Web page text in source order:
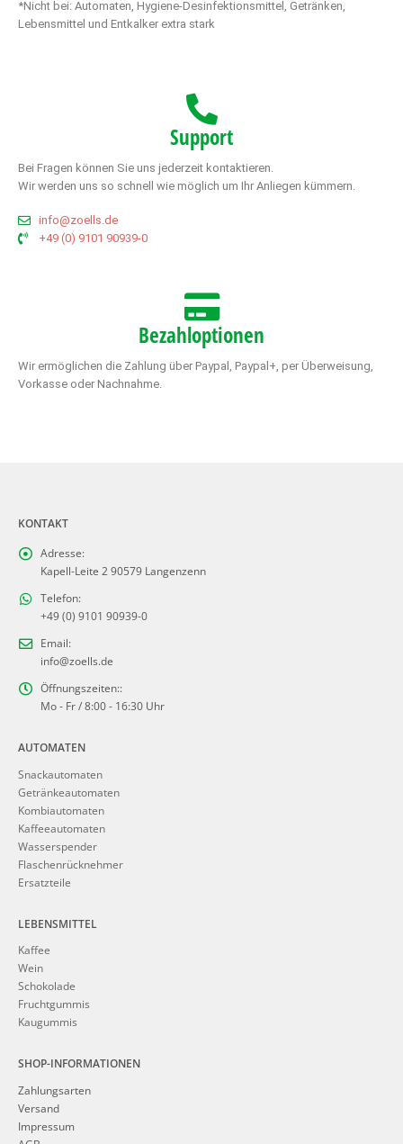
*Nicht bei: Automaten, Hygiene-Desinfektionsmittel, Getränken,
Lebensmittel und Entkalker extra stark
Support
Bei Fragen können Sie uns jederzeit kontaktieren.
Wir werden uns so schnell wie möglich um Ihr Anliegen kümmern.
info@zoells.de
+49 (0) 9101 90939-0
Bezahloptionen
Wir ermöglichen die Zahlung über Paypal, Paypal+, per Überweisung,
Vorkasse oder Nachnahme.
KONTAKT
Adresse:
Kapell-Leite 2 90579 Langenzenn
Telefon:
+49 (0) 9101 90939-0
Email:
info@zoells.de
Öffnungszeiten::
Mo - Fr / 8:00 - 16:30 Uhr
AUTOMATEN
Snackautomaten
Getränkeautomaten
Kombiautomaten
Kaffeeautomaten
Wasserspender
Flaschenrücknehmer
Ersatzteile
LEBENSMITTEL
Kaffee
Wein
Schokolade
Fruchtgummis
Kaugummis
SHOP-INFORMATIONEN
Zahlungsarten
Versand
Impressum